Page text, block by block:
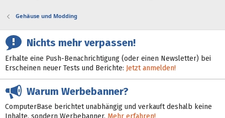
Gehäuse und Modding
Nichts mehr verpassen!
Erhalte eine Push-Benachrichtigung (oder einen Newsletter) bei
Erscheinen neuer Tests und Berichte: Jetzt anmelden!
Warum Werbebanner?
ComputerBase berichtet unabhängig und verkauft deshalb keine
Inhalte, sondern Werbebanner. Mehr erfahren!